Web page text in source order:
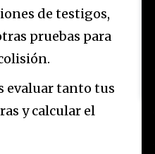
de testigos,
pruebas para
evaluar tanto tus
y calcular el